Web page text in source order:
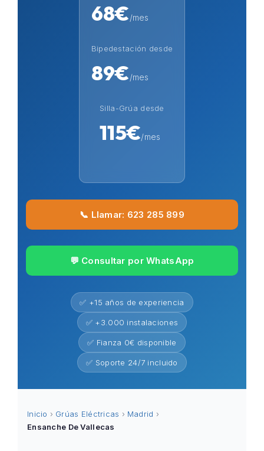
68€/mes
Bipedestación desde
89€/mes
Silla-Grúa desde
115€/mes
📞 Llamar: 623 285 899
💬 Consultar por WhatsApp
✅ +15 años de experiencia
✅ +3.000 instalaciones
✅ Fianza 0€ disponible
✅ Soporte 24/7 incluido
Inicio › Grúas Eléctricas › Madrid ›
Ensanche De Vallecas